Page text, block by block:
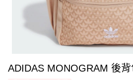
ADIDAS MONOGRAM 後